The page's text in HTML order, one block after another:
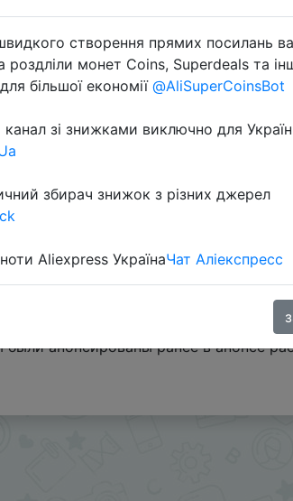
$3 берем на странице товара под
анонсированы ранее в анонсе
створення прямих посилань
роздліли монет Coins, Superdeals та
більшої економії @AliSuperCoinsBot
канал зі знижками виключно для
збирач знижок з різних джерел
Aliexpress УкраїнаЧат Аліекспресс